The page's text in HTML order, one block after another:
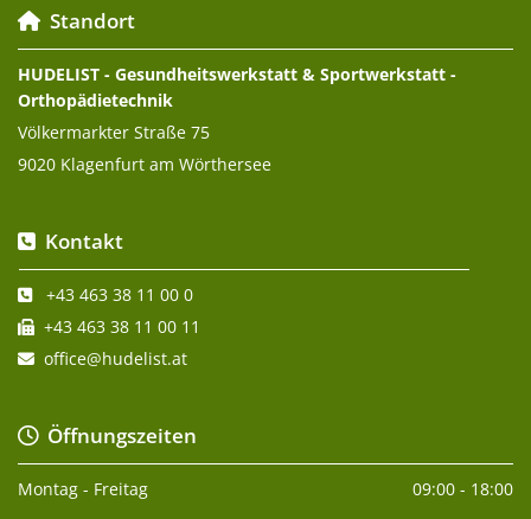
 Standort
HUDELIST - Gesundheitswerkstatt & Sportwerkstatt -
Orthopädietechnik
Völkermarkter Straße 75
9020 Klagenfurt am Wörthersee
 Kontakt
 +43 463 38 11 00 0
 +43 463 38 11 00 11
 office@hudelist.at
Öffnungszeiten
Montag - Freitag 09:00 - 18:00